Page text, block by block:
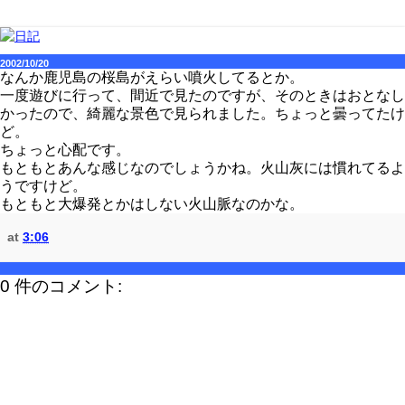
2002/10/20
なんか鹿児島の桜島がえらい噴火してるとか。
一度遊びに行って、間近で見たのですが、そのときはおとなし
かったので、綺麗な景色で見られました。ちょっと曇ってたけ
ど。
ちょっと心配です。
もともとあんな感じなのでしょうかね。火山灰には慣れてるよ
うですけど。
もともと大爆発とかはしない火山脈なのかな。
at 3:06
0 件のコメント: